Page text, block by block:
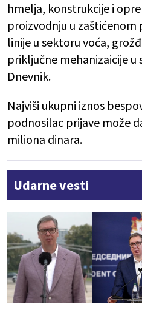
hmelja, konstrukcije i
proizvodnju u
linije u sektoru voća,
priključne mehanizaicije
Dnevnik.
Najviši ukupni iznos
podnosilac prijave može
miliona dinara.
Udarne vesti